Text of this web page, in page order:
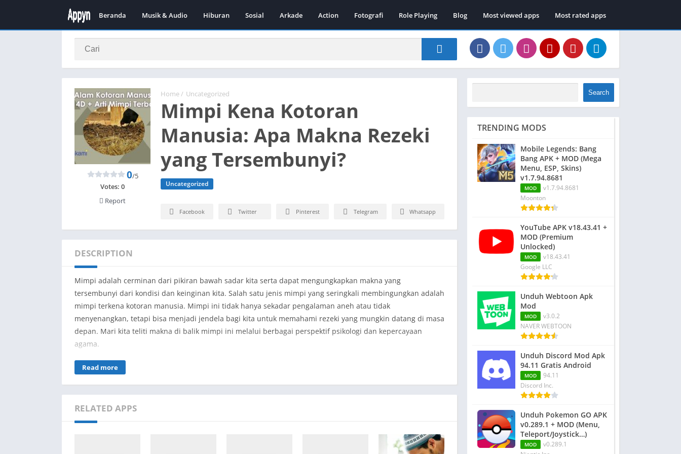
Beranda Musik & Audio Hiburan Sosial Arkade Action Fotografi Role Playing Blog Most viewed apps Most rated apps
Home / Uncategorized
Mimpi Kena Kotoran
Manusia: Apa Makna Rezeki
yang Tersembunyi?
Uncategorized
0/5
Votes: 0
Report
Facebook Twitter Pinterest Telegram Whatsapp
DESCRIPTION
Mimpi adalah cerminan dari pikiran bawah sadar kita serta dapat mengungkapkan makna yang
tersembunyi dari kondisi dan keinginan kita. Salah satu jenis mimpi yang seringkali membingungkan adalah
mimpi terkena kotoran manusia. Mimpi ini tidak hanya sekadar pengalaman aneh atau tidak
menyenangkan, tetapi bisa menjadi jendela bagi kita untuk memahami rezeki yang mungkin datang di masa
depan. Mari kita teliti makna di balik mimpi ini melalui berbagai perspektif psikologi dan kepercayaan
agama.
Rezeki yang Tersembunyi: Memahami Makna Simbolis
Mimpi menginjak atau terkena kotoran manusia sering kali diinterpretasikan sebagai simbol dari kekayaan
atau keberuntungan yang tersembunyi. Dalam tradisi banyak budaya, kotoran sering dianggap kotor dan
menjijikkan, tetapi justru dapat mencerminkan potensi komersial atau materi yang mungkin muncul di
kemudian hari. Dalam konteks ini, mimpi ini dapat menjadi tanda bahwa meskipun sesuatu tampak tidak
Read more
RELATED APPS
Search
TRENDING MODS
Mobile Legends: Bang
Bang APK + MOD (Mega
Menu, ESP, Skins)
v1.7.94.8681
MOD
v1.7.94.8681
Moonton
YouTube APK v18.43.41 +
MOD (Premium
Unlocked)
MOD
v18.43.41
Google LLC
Unduh Webtoon Apk
Mod
MOD
v3.0.2
NAVER WEBTOON
Unduh Discord Mod Apk
94.11 Gratis Android
MOD
94.11
Discord Inc.
Unduh Pokemon GO APK
v0.289.1 + MOD (Menu,
Teleport/Joystick…)
MOD
v0.289.1